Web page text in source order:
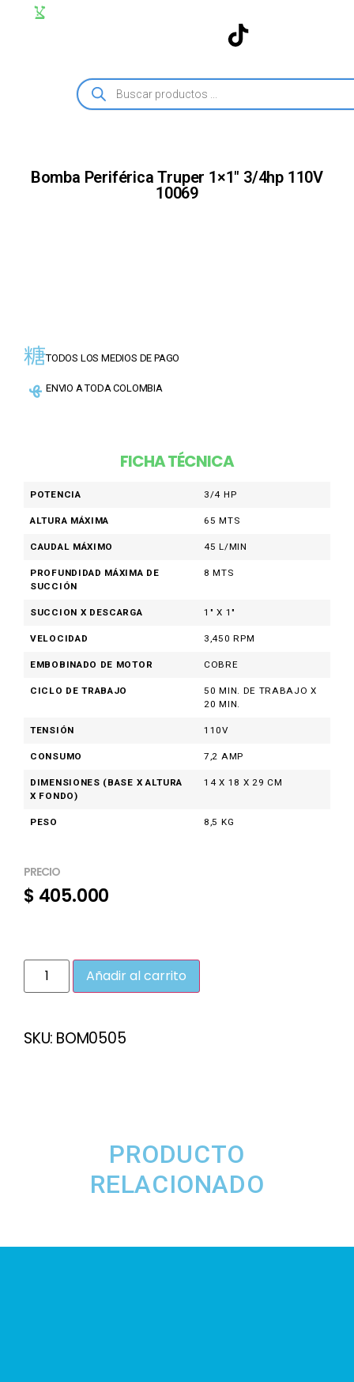
Bomba Periférica Truper 1×1″ 3/4hp 110V
10069
TODOS LOS MEDIOS DE PAGO
ENVIO A TODA COLOMBIA
FICHA TÉCNICA
POTENCIA 3/4 HP
ALTURA MÁXIMA 65 MTS
CAUDAL MÁXIMO 45 L/MIN
PROFUNDIDAD MÁXIMA DE
SUCCIÓN
8 MTS
SUCCION X DESCARGA 1" X 1"
VELOCIDAD 3,450 RPM
EMBOBINADO DE MOTOR COBRE
CICLO DE TRABAJO
50 MIN. DE TRABAJO X
20 MIN.
TENSIÓN 110V
CONSUMO 7,2 AMP
DIMENSIONES (BASE X ALTURA
X FONDO)
14 X 18 X 29 CM
PESO 8,5 KG
PRECIO
$ 405.000
Añadir al carrito
SKU: BOM0505
PRODUCTO
RELACIONADO